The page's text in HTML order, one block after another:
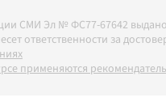
СМИ Эл № ФС77-67642
ответственности за
применяются